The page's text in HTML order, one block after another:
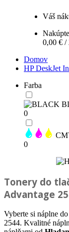
Váš
0,00 € /
Domov
HP DeskJet
Farba
0
0
Tonery do
Advantage
Vyberte si náplne
2544. Kvalitné